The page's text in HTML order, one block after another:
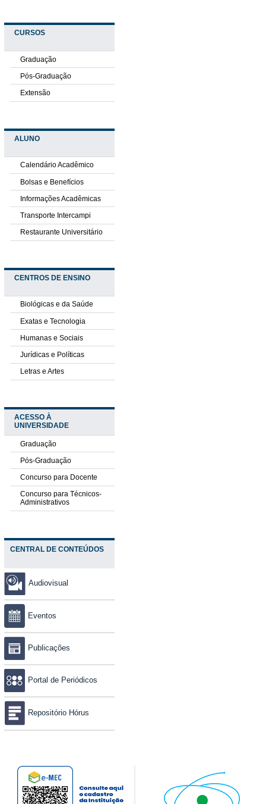
CURSOS
Graduação
Pós-Graduação
Extensão
ALUNO
Calendário Acadêmico
Bolsas e Benefícios
Informações Acadêmicas
Transporte Intercampi
Restaurante Universitário
CENTROS DE ENSINO
Biológicas e da Saúde
Exatas e Tecnologia
Humanas e Sociais
Jurídicas e Políticas
Letras e Artes
ACESSO À
UNIVERSIDADE
Graduação
Pós-Graduação
Concurso para Docente
Concurso para Técnicos-
Administrativos
CENTRAL DE CONTEÚDOS
Audiovisual
Eventos
Publicações
Portal de Periódicos
Repositório Hórus